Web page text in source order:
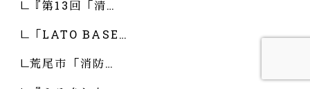
『第13回「清…
「LATO BASE…
荒尾市「消防…